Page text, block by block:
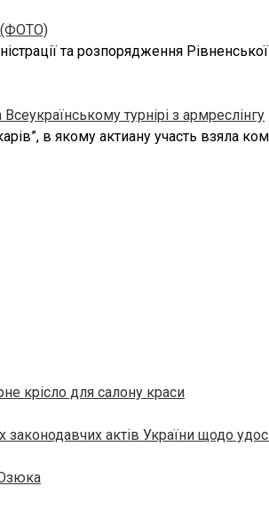
(ФОТО)
та розпорядження
турнірі з армреслінгу
в якому актиану участь взяла
крісло для салону краси
актів України щодо